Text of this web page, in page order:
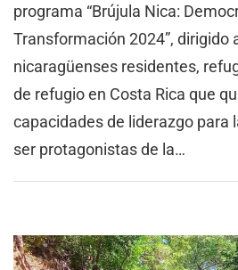
programa “Brújula Nica:
Transformación 2024”, dirigido
nicaragüenses residentes,
de refugio en Costa Rica que
capacidades de liderazgo para
ser protagonistas de la…